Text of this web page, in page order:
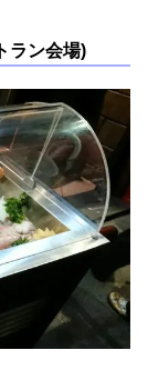
ラン会場)